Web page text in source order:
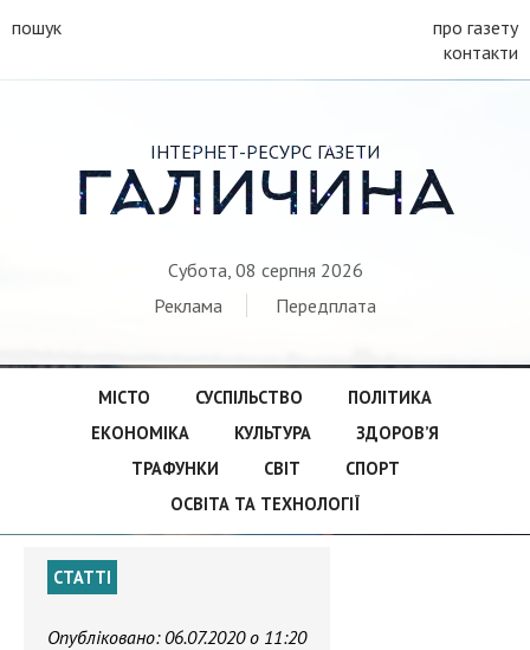
пошук
про газету
контакти
ІНТЕРНЕТ-РЕСУРС ГАЗЕТИ
ГАЛИЧИНА
Субота, 08 серпня 2026
Реклама
Передплата
МІСТО СУСПІЛЬСТВО
ПОЛІТИКА
ЕКОНОМІКА
КУЛЬТУРА
ЗДОРОВ’Я
ТРАФУНКИ
СВІТ
СПОРТ
ОСВІТА ТА ТЕХНОЛОГІЇ
СТАТТІ
Опубліковано: 06.07.2020 о 11:20